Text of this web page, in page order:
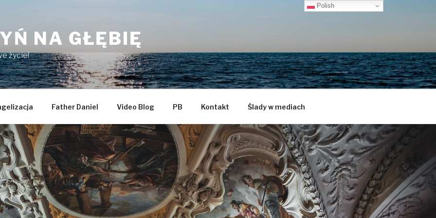
NA GŁĘBIĘ
życie!
Father Daniel Video Blog PB Kontakt Ślady w mediach
Polish